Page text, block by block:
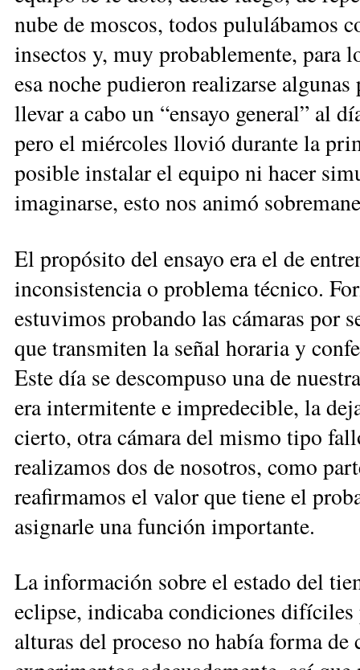
nube de moscos, todos pululábamos
insectos y, muy probablemente, para
esa noche pudieron realizarse
llevar a cabo un “ensayo general” al
pero el miércoles llovió durante la
posible instalar el equipo ni hacer
imaginarse, esto nos animó
El propósito del ensayo era el de
inconsistencia o problema técnico.
estuvimos probando las cámaras por
que transmiten la señal horaria y
Este día se descompuso una de
era intermitente e impredecible, la
cierto, otra cámara del mismo tipo
realizamos dos de nosotros, como
reafirmamos el valor que tiene el
asignarle una función importante.
La información sobre el estado del
eclipse, indicaba condiciones difíciles
alturas del proceso no había forma